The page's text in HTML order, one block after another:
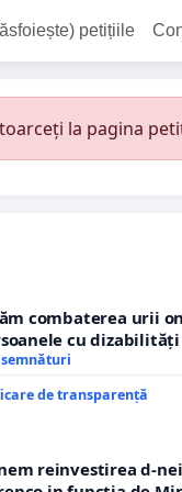
petițiile
la pagina
combaterea urii
cu dizabilități
semnături
de transparență
reinvestirea d-